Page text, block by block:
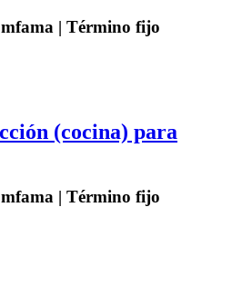
| Término fijo
(cocina) para
| Término fijo